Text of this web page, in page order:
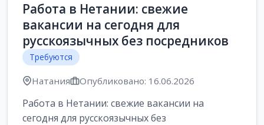
Работа в Нетании: свежие
вакансии на сегодня для
русскоязычных без посредников
Требуются
Натания Опубликовано: 16.06.2026
Работа в Нетании: свежие вакансии на
сегодня для русскоязычных без